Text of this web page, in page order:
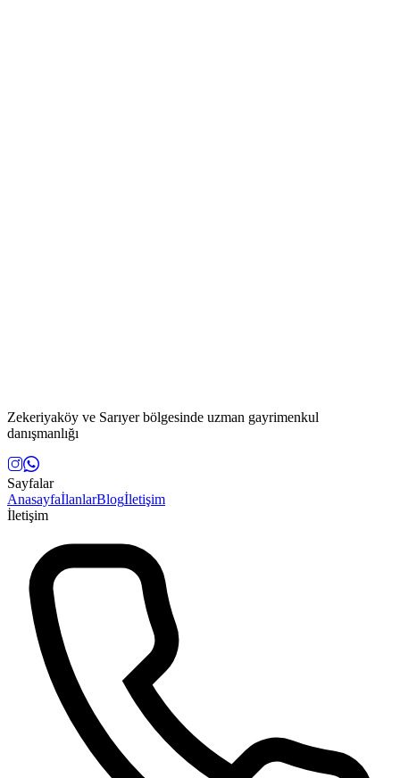
Zekeriyaköy ve Sarıyer bölgesinde uzman gayrimenkul
danışmanlığı
Sayfalar
AnasayfaİlanlarBlogİletişim
İletişim